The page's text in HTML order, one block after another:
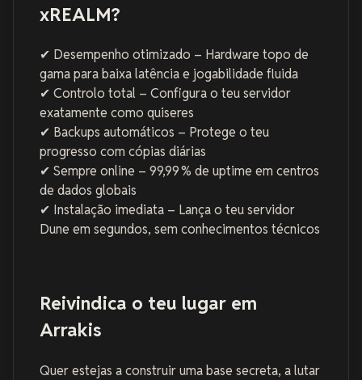
xREALM?
✔ Desempenho otimizado – Hardware topo de
gama para baixa latência e jogabilidade fluida
✔ Controlo total – Configura o teu servidor
exatamente como quiseres
✔ Backups automáticos – Protege o teu
progresso com cópias diárias
✔ Sempre online – 99,99 % de uptime em centros
de dados globais
✔ Instalação imediata – Lança o teu servidor
Dune em segundos, sem conhecimentos técnicos
Reivindica o teu lugar em
Arrakis
Quer estejas a construir uma base secreta, a lutar